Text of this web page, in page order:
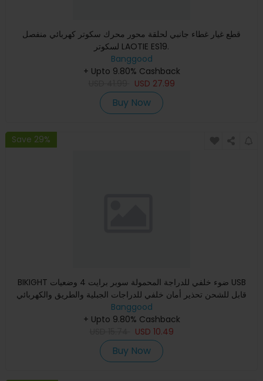
قطع غيار غطاء جانبي لحلقة محور محرك سكوتر كهربائي منفصل
لسكوتر LAOTIE ES19.
Banggood
+ Upto 9.80% Cashback
USD 27.99
Buy Now
Save 29%
BIKIGHT ضوء خلفي للدراجة المحمولة سوبر برايت 4 وضعيات USB
قابل للشحن تحذير أمان خلفي للدراجات الجبلية والطريق والكهربائي
Banggood
+ Upto 9.80% Cashback
USD 10.49
Buy Now